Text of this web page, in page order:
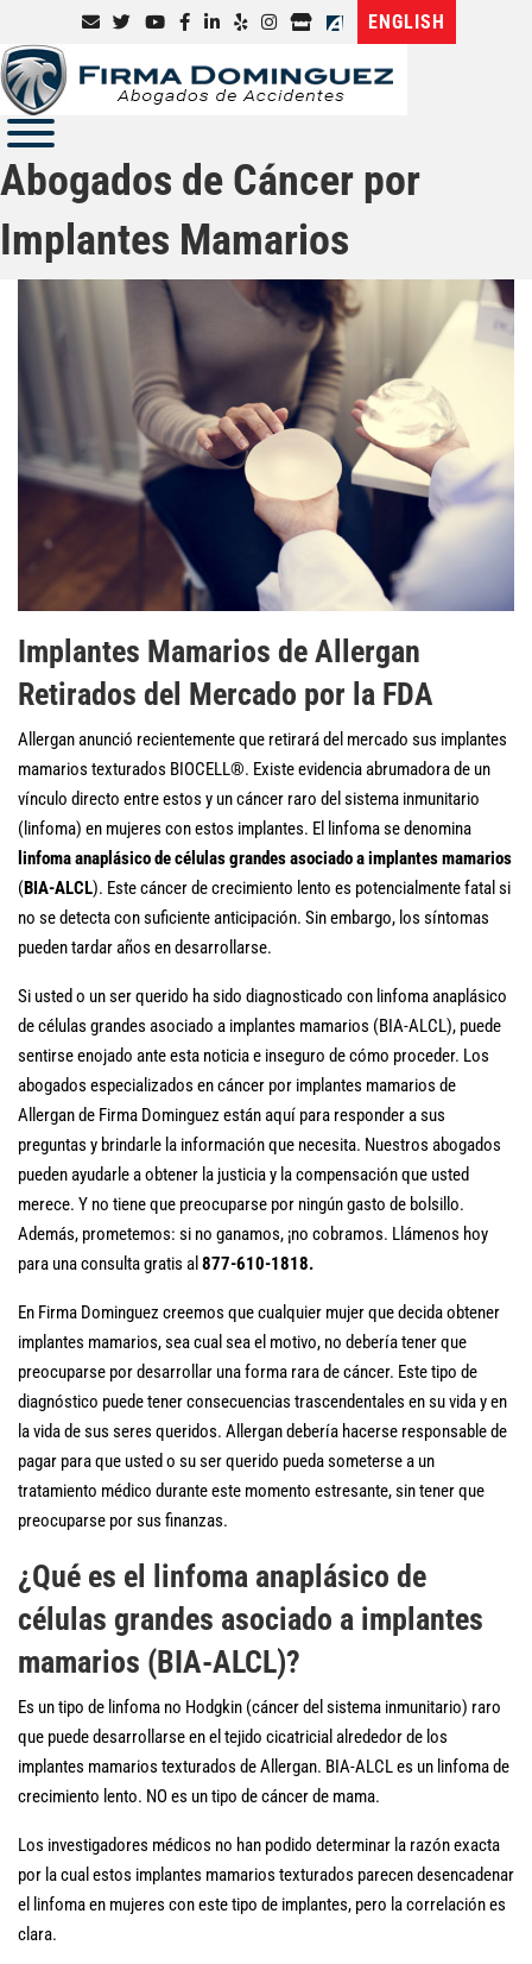
ENGLISH
Abogados de Cáncer por
Implantes Mamarios
Implantes Mamarios de Allergan
Retirados del Mercado por la FDA
Allergan anunció recientemente que retirará del mercado sus implantes
mamarios texturados BIOCELL®. Existe evidencia abrumadora de un
vínculo directo entre estos y un cáncer raro del sistema inmunitario
(linfoma) en mujeres con estos implantes. El linfoma se denomina
linfoma anaplásico de células grandes asociado a implantes mamarios
(BIA-ALCL). Este cáncer de crecimiento lento es potencialmente fatal si
no se detecta con suficiente anticipación. Sin embargo, los síntomas
pueden tardar años en desarrollarse.
Si usted o un ser querido ha sido diagnosticado con linfoma anaplásico
de células grandes asociado a implantes mamarios (BIA-ALCL), puede
sentirse enojado ante esta noticia e inseguro de cómo proceder. Los
abogados especializados en cáncer por implantes mamarios de
Allergan de Firma Dominguez están aquí para responder a sus
preguntas y brindarle la información que necesita. Nuestros abogados
pueden ayudarle a obtener la justicia y la compensación que usted
merece. Y no tiene que preocuparse por ningún gasto de bolsillo.
Además, prometemos: si no ganamos, ¡no cobramos. Llámenos hoy
para una consulta gratis al 877-610-1818.
En Firma Dominguez creemos que cualquier mujer que decida obtener
implantes mamarios, sea cual sea el motivo, no debería tener que
preocuparse por desarrollar una forma rara de cáncer. Este tipo de
diagnóstico puede tener consecuencias trascendentales en su vida y en
la vida de sus seres queridos. Allergan debería hacerse responsable de
pagar para que usted o su ser querido pueda someterse a un
tratamiento médico durante este momento estresante, sin tener que
preocuparse por sus finanzas.
¿Qué es el linfoma anaplásico de
células grandes asociado a implantes
mamarios (BIA-ALCL)?
Es un tipo de linfoma no Hodgkin (cáncer del sistema inmunitario) raro
que puede desarrollarse en el tejido cicatricial alrededor de los
implantes mamarios texturados de Allergan. BIA-ALCL es un linfoma de
crecimiento lento. NO es un tipo de cáncer de mama.
Los investigadores médicos no han podido determinar la razón exacta
por la cual estos implantes mamarios texturados parecen desencadenar
el linfoma en mujeres con este tipo de implantes, pero la correlación es
clara.